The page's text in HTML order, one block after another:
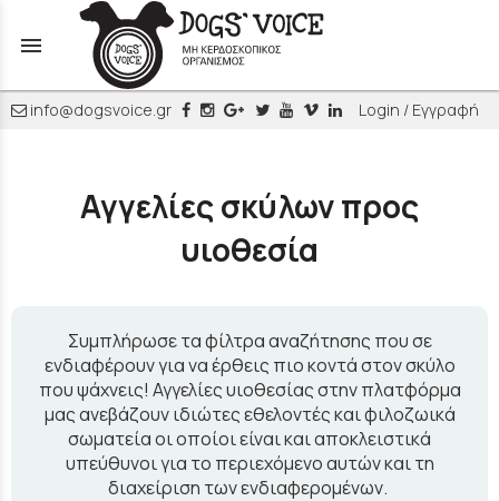
menu
info@dogsvoice.gr Login / Εγγραφή
Αγγελίες σκύλων προς
υιοθεσία
Συμπλήρωσε τα φίλτρα αναζήτησης που σε
ενδιαφέρουν για να έρθεις πιο κοντά στον σκύλο
που ψάχνεις! Αγγελίες υιοθεσίας στην πλατφόρμα
μας ανεβάζουν ιδιώτες εθελοντές και φιλοζωικά
σωματεία οι οποίοι είναι και αποκλειστικά
υπεύθυνοι για το περιεχόμενο αυτών και τη
διαχείριση των ενδιαφερομένων.